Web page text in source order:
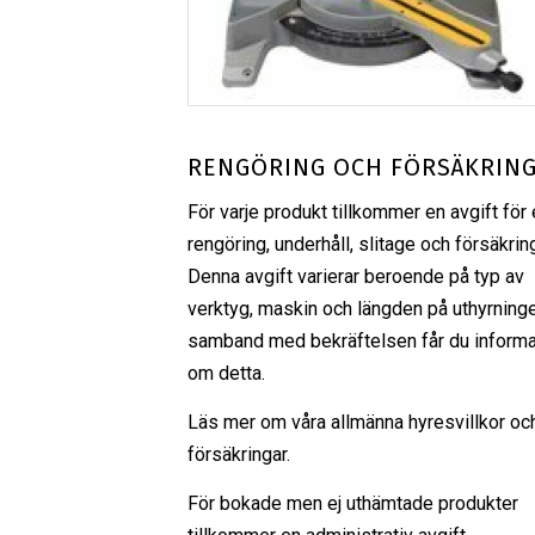
RENGÖRING OCH FÖRSÄKRING
För varje produkt tillkommer en avgift för
rengöring, underhåll, slitage och
Denna avgift varierar beroende på typ av
verktyg, maskin och längden på
samband med bekräftelsen får du
om detta.
Läs mer om våra allmänna hyresvillkor
försäkringar.
För bokade men ej uthämtade produkter